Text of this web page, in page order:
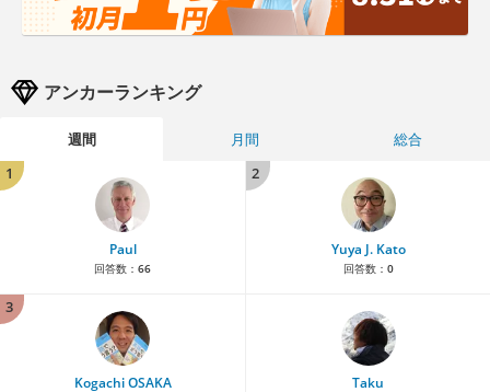
アンカーランキング
週間 月間
総合
1
Paul
回答数： 66
2
Yuya J. Kato
回答数： 0
3
Kogachi OSAKA Taku